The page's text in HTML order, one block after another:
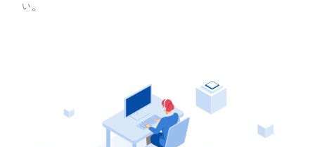
い。